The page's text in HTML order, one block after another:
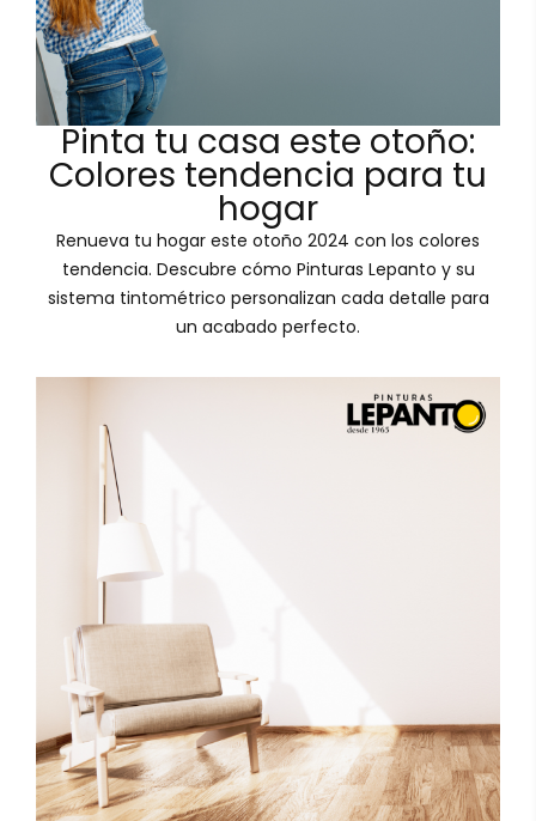
Pinta tu casa este otoño:
Colores tendencia para tu
hogar
Renueva tu hogar este otoño 2024 con los colores
tendencia. Descubre cómo Pinturas Lepanto y su
sistema tintométrico personalizan cada detalle para
un acabado perfecto.